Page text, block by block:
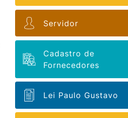
Servidor
Cadastro de
Fornecedores
Lei Paulo Gustavo